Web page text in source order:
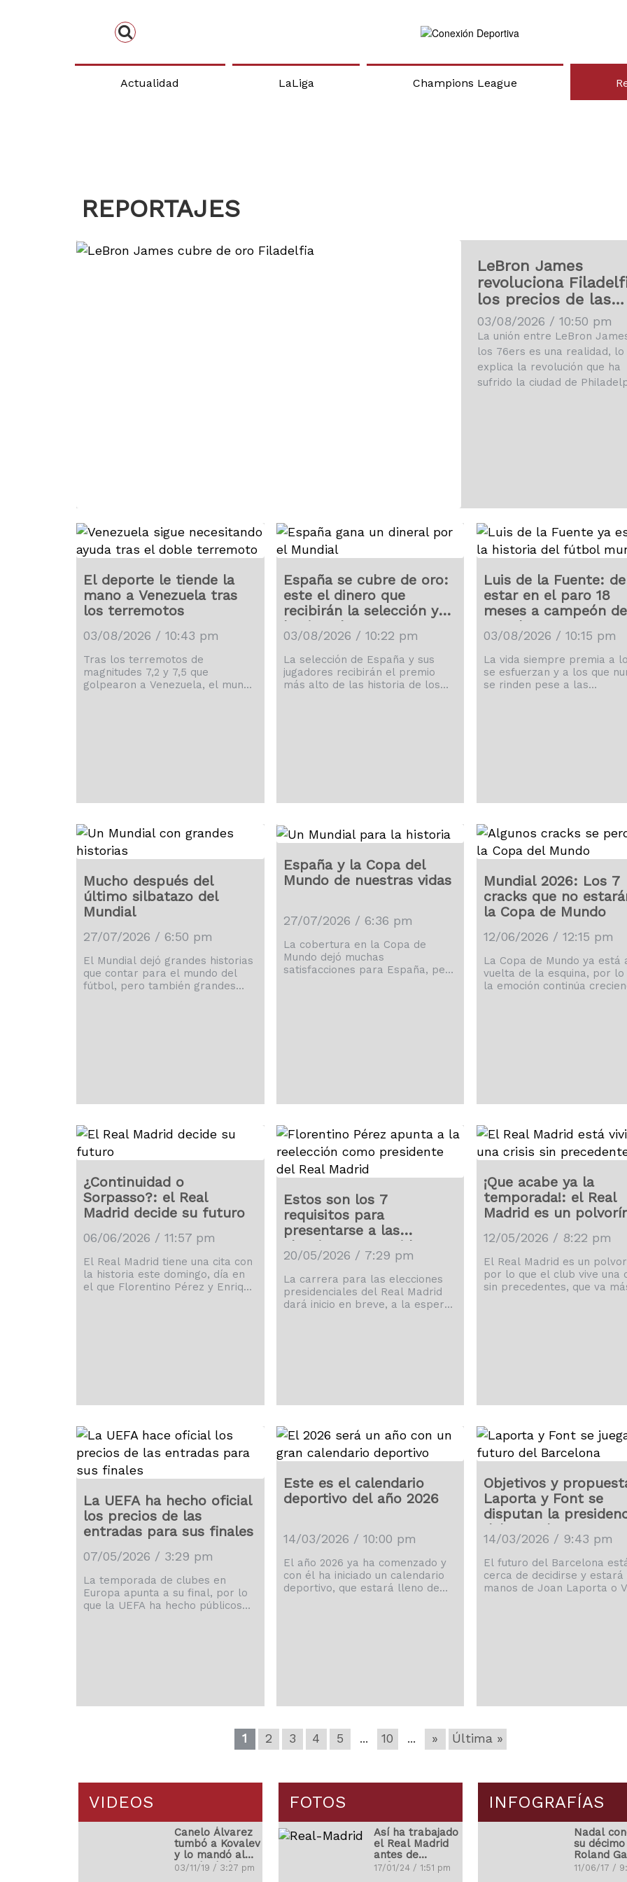
Actualidad LaLiga Champions League
REPORTAJES
LeBron James
revoluciona
los precios de las
entradas se
03/08/2026 / 10:50 pm
La unión entre LeBron
los 76ers es una realidad, lo
explica la revolución que ha
sufrido la ciudad de
El deporte le tiende la
mano a Venezuela tras
los terremotos
03/08/2026 / 10:43 pm
Tras los terremotos de
magnitudes 7,2 y 7,5 que
golpearon a Venezuela, el mundo
España se cubre de oro:
este el dinero que
recibirán la selección y
los jugadores
03/08/2026 / 10:22 pm
La selección de España y sus
jugadores recibirán el premio
más alto de las historia de los
Luis de la Fuente: de
estar en el paro 18
meses a campeón
mundo
03/08/2026 / 10:15 pm
La vida siempre premia a
se esfuerzan y a los que
se rinden pese a las
Mucho después del
último silbatazo del
Mundial
27/07/2026 / 6:50 pm
El Mundial dejó grandes historias
que contar para el mundo del
fútbol, pero también grandes
España y la Copa del
Mundo de nuestras vidas
27/07/2026 / 6:36 pm
La cobertura en la Copa de
Mundo dejó muchas
satisfacciones para España, pero
Mundial 2026: Los 7
cracks que no
la Copa de Mundo
12/06/2026 / 12:15 pm
La Copa de Mundo ya está
vuelta de la esquina, por lo
la emoción continúa
¿Continuidad o
Sorpasso?: el Real
Madrid decide su futuro
06/06/2026 / 11:57 pm
El Real Madrid tiene una cita con
la historia este domingo, día en
el que Florentino Pérez y Enrique
Estos son los 7
requisitos para
presentarse a las
elecciones a presidente
del Real Madrid
20/05/2026 / 7:29 pm
La carrera para las elecciones
presidenciales del Real Madrid
dará inicio en breve, a la espera
¡Que acabe ya la
temporada!: el Real
Madrid es un
12/05/2026 / 8:22 pm
El Real Madrid es un
por lo que el club vive una
sin precedentes, que va
La UEFA ha hecho oficial
los precios de las
entradas para sus finales
07/05/2026 / 3:29 pm
La temporada de clubes en
Europa apunta a su final, por lo
que la UEFA ha hecho públicos
Este es el calendario
deportivo del año 2026
14/03/2026 / 10:00 pm
El año 2026 ya ha comenzado y
con él ha iniciado un calendario
deportivo, que estará lleno de
Objetivos y
Laporta y Font se
disputan la
del Barcelona
14/03/2026 / 9:43 pm
El futuro del Barcelona
cerca de decidirse y estará
manos de Joan Laporta o
1 2 3 4 5 ... 10 ... » Última »
VIDEOS
Canelo Álvarez
tumbó a Kovalev
y lo mandó al
mundo de los
03/11/19 / 3:27 pm
FOTOS
Así ha trabajado
el Real Madrid
antes de
enfrentarse con
17/01/24 / 1:51 pm
INFOGRAFÍAS
Nadal
su décimo
Roland
11/06/17 /